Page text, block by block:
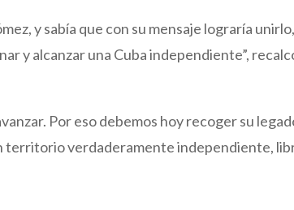
y sabía que con su mensaje lograría unirlo,
y alcanzar una Cuba independiente”,
Por eso debemos hoy recoger su
territorio verdaderamente independiente,